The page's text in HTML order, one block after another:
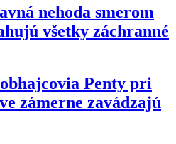
nehoda smerom
všetky záchranné
Penty pri
zámerne zavádzajú